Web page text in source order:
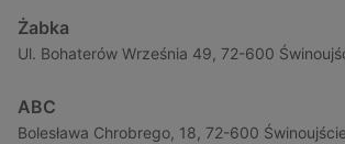
Żabka
Ul. Bohaterów Września 49, 72-600
ABC
Bolesława Chrobrego, 18, 72-600